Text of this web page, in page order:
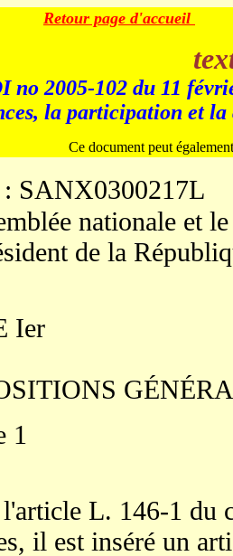
Retour page d'accueil
no 2005-102 du 11
la participation et la
Ce document peut
SANX0300217L
nationale et
de la
Ier
1
L. 146-1 du
il est inséré un